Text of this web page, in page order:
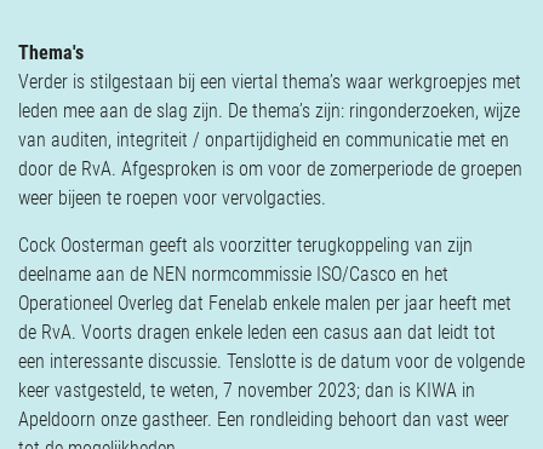
Thema's
Verder is stilgestaan bij een viertal thema’s waar werkgroepjes met
leden mee aan de slag zijn. De thema’s zijn: ringonderzoeken, wijze
van auditen, integriteit / onpartijdigheid en communicatie met en
door de RvA. Afgesproken is om voor de zomerperiode de groepen
weer bijeen te roepen voor vervolgacties.
Cock Oosterman geeft als voorzitter terugkoppeling van zijn
deelname aan de NEN normcommissie ISO/Casco en het
Operationeel Overleg dat Fenelab enkele malen per jaar heeft met
de RvA. Voorts dragen enkele leden een casus aan dat leidt tot
een interessante discussie. Tenslotte is de datum voor de volgende
keer vastgesteld, te weten, 7 november 2023; dan is KIWA in
Apeldoorn onze gastheer. Een rondleiding behoort dan vast weer